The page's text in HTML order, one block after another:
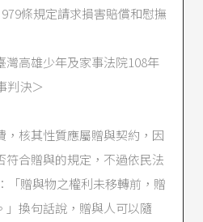
條規定請求損害賠償和慰撫
灣高雄少年及家事法院108年
判決＞
，核其性質應屬贈與契約，因
符合贈與的規定，不過依民法
「贈與物之權利未移轉前，贈
」換句話說，贈與人可以隨